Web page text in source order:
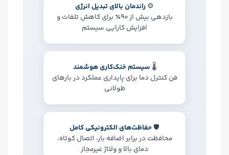
⚙️ راندمان بالای تبدیل انرژی
بازدهی بیش از 90٪ برای کاهش تلفات و
افزایش کارایی سیستم
🌡 سیستم خنک‌کاری هوشمند
فن کنترل دما برای پایداری عملکرد در بارهای
طولانی
🛡حفاظت‌های الکترونیکی کامل
محافظت در برابر اضافه بار، اتصال کوتاه،
دمای بالا و ولتاژ غیرمجاز